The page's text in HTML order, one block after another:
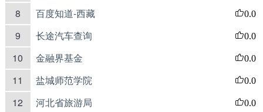
8 百度知道-西藏 0.0
9 长途汽车查询 0.0
10 金融界基金 0.0
11 盐城师范学院 0.0
12 河北省旅游局 0.0